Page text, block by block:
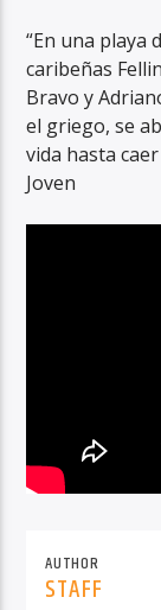
“En una playa
caribeñas
Bravo y
el griego, se
vida hasta
Joven
AUTHOR
STAFF